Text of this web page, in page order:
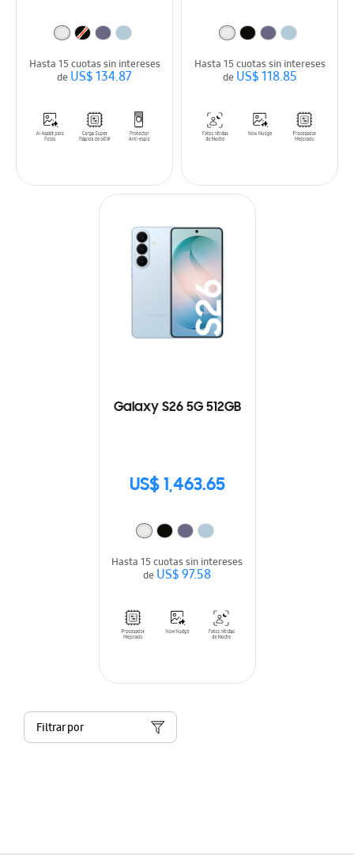
Hasta 15 cuotas sin intereses
deUS$ 134.87
Hasta 15 cuotas sin intereses
deUS$ 118.85
Galaxy S26 5G 512GB
US$ 1,463.65
Hasta 15 cuotas sin intereses
deUS$ 97.58
Filtrar por